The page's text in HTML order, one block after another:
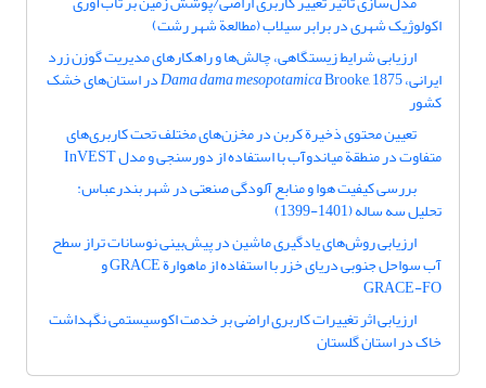
اکولوژیک شهری در برابر سیلاب‌ (مطالعة شهر رشت)
ارزیابی شرایط زیستگاهی، چالش‌ها و راهکارهای مدیریت گوزن زرد
ایرانی، Dama dama mesopotamicaBrooke, 1875 در استان‌های خشک
کشور
تعیین محتوی ذخیرة کربن در مخزن‌های مختلف تحت کاربری‌های
متفاوت در منطقة میاندوآب با استفاده از دورسنجی و مدل InVEST
بررسی کیفیت هوا و منابع آلودگی صنعتی در شهر بندرعباس:
تحلیل سه ساله (1401-1399)
ارزیابی روش‌های یادگیری ماشین در پیش‌بینی نوسانات تراز سطح
آب سواحل جنوبی دریای خزر با استفاده از ماهوارة GRACE و
GRACE-FO
ارزیابی اثر تغییرات کاربری اراضی بر خدمت اکوسیستمی نگهداشت
خاک در استان گلستان